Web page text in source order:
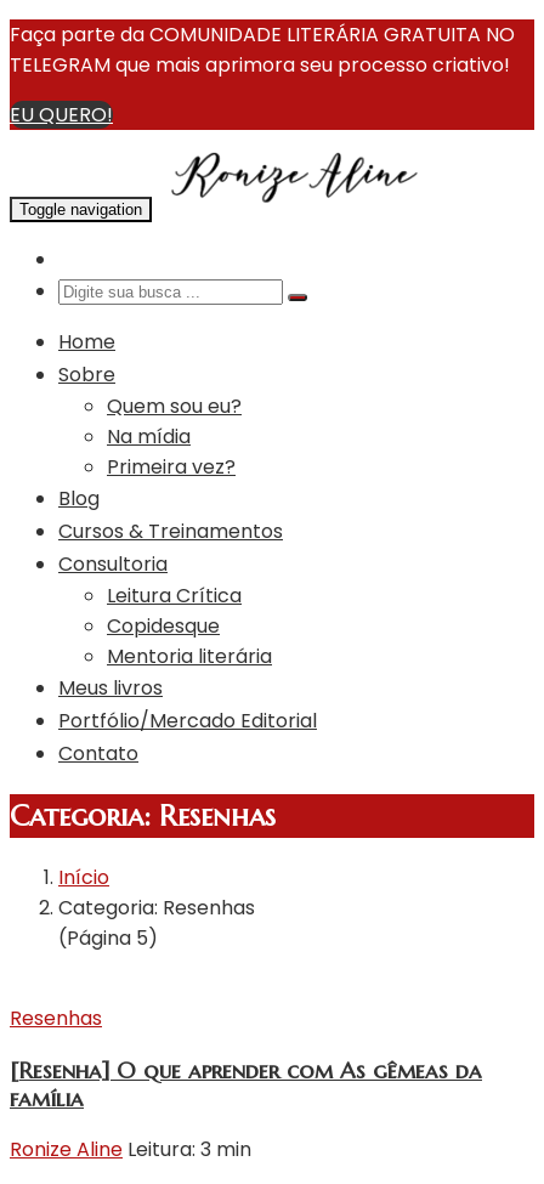
Faça parte da COMUNIDADE LITERÁRIA GRATUITA NO
TELEGRAM que mais aprimora seu processo criativo!
EU QUERO!
Toggle navigation
Home
Sobre
Quem sou eu?
Na mídia
Primeira vez?
Blog
Cursos & Treinamentos
Consultoria
Leitura Crítica
Copidesque
Mentoria literária
Meus livros
Portfólio/Mercado Editorial
Contato
Categoria: Resenhas
Início
Categoria: Resenhas
(Página 5)
Resenhas
[Resenha] O que aprender com As gêmeas da
família
Ronize Aline Leitura: 3 min